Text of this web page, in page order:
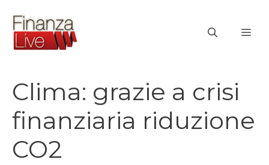
contenuto
Clima: grazie a crisi
finanziaria riduzione
CO2